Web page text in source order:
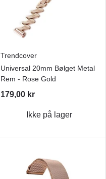
Trendcover
Universal 20mm Bølget Metal
Rem - Rose Gold
179,00 kr
Ikke på lager